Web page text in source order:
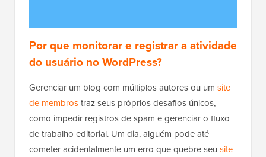
Por que monitorar e registrar a atividade
do usuário no WordPress?
Gerenciar um blog com múltiplos autores ou um site
de membrostraz seus próprios desafios únicos,
como impedir registros de spam e gerenciar o fluxo
de trabalho editorial. Um dia, alguém pode até
cometer acidentalmente um erro que quebre seu site